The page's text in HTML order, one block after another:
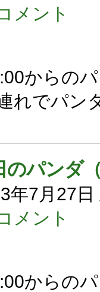
メント
からの
れでパン
のパンダ
年7月27日
メント
からの